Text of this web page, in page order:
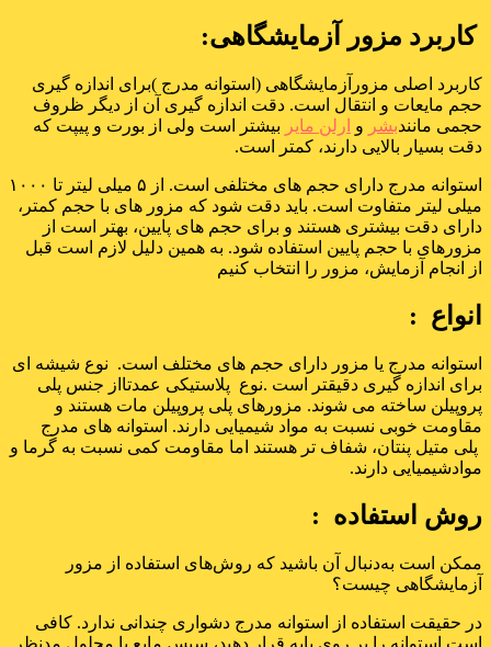
کاربرد مزور آزمایشگاهی:
کاربرد اصلی مزورآزمایشگاهی (استوانه مدرج )برای اندازه گیری
حجم مایعات و انتقال است. دقت اندازه گیری آن از دیگر ظروف
حجمی مانندبشر و ارلن مایر بیشتر است ولی از بورت و پیپت که
دقت بسیار بالایی دارند، کمتر است.
استوانه مدرج دارای حجم های مختلفی است. از ۵ میلی لیتر تا ۱۰۰۰
میلی لیتر متفاوت است. باید دقت شود که مزور های با حجم کمتر،
دارای دقت بیشتری هستند و برای حجم های پایین، بهتر است از
مزورهای با حجم پایین استفاده شود. به همین دلیل لازم است قبل
از انجام آزمایش، مزور را انتخاب کنیم
انواع :
استوانه مدرج یا مزور دارای حجم های مختلف است. نوع شیشه ای
برای اندازه گیری دقیقتر است .نوع پلاستیکی عمدتااز جنس پلی
پروپیلن ساخته می شوند. مزورهای پلی پروپیلن مات هستند و
مقاومت خوبی نسبت به مواد شیمیایی دارند. استوانه های مدرج
پلی متیل پنتان، شفاف تر هستند اما مقاومت کمی نسبت به گرما و
موادشیمیایی دارند.
روش استفاده :
ممکن است به‌دنبال آن باشید که روش‌های استفاده از مزور
آزمایشگاهی چیست؟
در حقیقت استفاده از استوانه مدرج دشواری چندانی ندارد. کافی
است استوانه را بر روی پایه قرار دهید، سپس مایع یا محلول مدنظر